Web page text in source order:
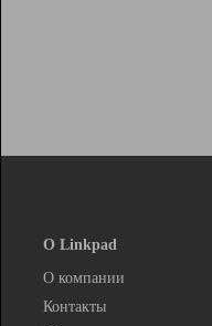
О Linkpad
О компании
Контакты